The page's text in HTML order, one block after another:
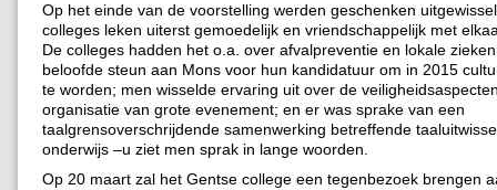
Op het einde van de voorstelling werden geschenken
colleges leken uiterst gemoedelijk en vriendschappelijk met
De colleges hadden het o.a. over afvalpreventie en lokale
beloofde steun aan Mons voor hun kandidatuur om in 2015
te worden; men wisselde ervaring uit over de
organisatie van grote evenement; en er was sprake van een
taalgrensoverschrijdende samenwerking betreffende
onderwijs –u ziet men sprak in lange woorden.
Op 20 maart zal het Gentse college een tegenbezoek brengen